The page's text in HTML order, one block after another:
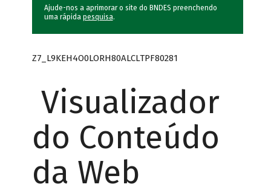
Ajude-nos a aprimorar o site do BNDES preenchendo
uma rápida pesquisa.
Z7_L9KEH4O0LORH80ALCLTPF80281
Visualizador
do Conteúdo
da Web